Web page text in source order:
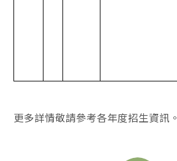
更多詳情敬請參考各年度招生資訊。